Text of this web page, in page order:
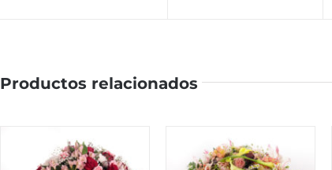
Productos relacionados